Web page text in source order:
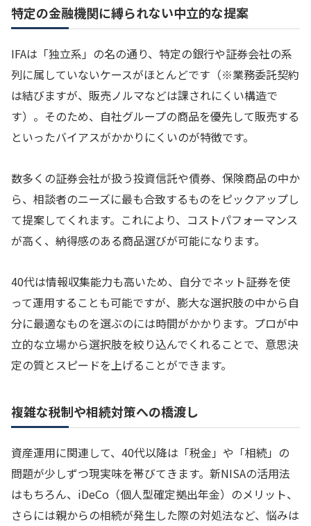
特定の金融機関に縛られない中立的な提案
IFAは「独立系」の名の通り、特定の銀行や証券会社の系
列に属していないケースがほとんどです（※業務委託契約
は結びますが、販売ノルマなどは課されにくい構造で
す）。そのため、自社グループの商品を優先して販売する
といったバイアスがかかりにくいのが特徴です。
数多くの証券会社が扱う投資信託や債券、保険商品の中か
ら、相談者のニーズに最も合致するものをピックアップし
て提案してくれます。これにより、コストパフォーマンス
が高く、納得感のある商品選びが可能になります。
40代は情報収集能力も高いため、自分でネット証券を使
って運用することも可能ですが、膨大な選択肢の中から自
分に最適なものを選ぶのには時間がかかります。プロが中
立的な立場から選択肢を絞り込んでくれることで、意思決
定の質とスピードを上げることができます。
複雑な税制や相続対策への橋渡し
資産運用に関連して、40代以降は「税金」や「相続」の
問題が少しずつ現実味を帯びてきます。新NISAの活用法
はもちろん、iDeCo（個人型確定拠出年金）のメリット、
さらには親からの相続が発生した際の対処法など、悩みは